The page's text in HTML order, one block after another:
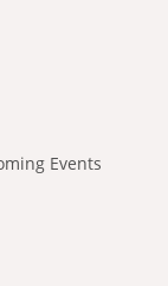
Events